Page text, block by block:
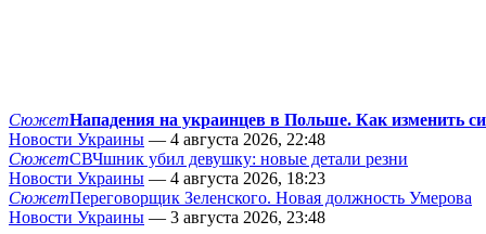
СюжетНападения на украинцев в Польше. Как изменить
Новости Украины — 4 августа 2026, 22:48
СюжетСВЧшник убил девушку: новые детали резни
Новости Украины — 4 августа 2026, 18:23
СюжетПереговорщик Зеленского. Новая должность Умерова
Новости Украины — 3 августа 2026, 23:48